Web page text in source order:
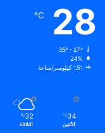
28
℃
24%
1.51 كيلومتر/ساعة
34
℃
الأثنين
32
℃
الثلاثاء